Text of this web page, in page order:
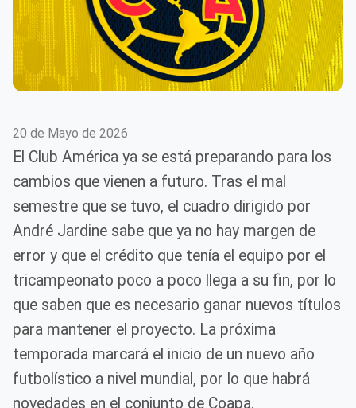
20 de Mayo de 2026
El Club América ya se está preparando para los
cambios que vienen a futuro. Tras el mal
semestre que se tuvo, el cuadro dirigido por
André Jardine sabe que ya no hay margen de
error y que el crédito que tenía el equipo por el
tricampeonato poco a poco llega a su fin, por lo
que saben que es necesario ganar nuevos títulos
para mantener el proyecto. La próxima
temporada marcará el inicio de un nuevo año
futbolístico a nivel mundial, por lo que habrá
novedades en el conjunto de Coapa.